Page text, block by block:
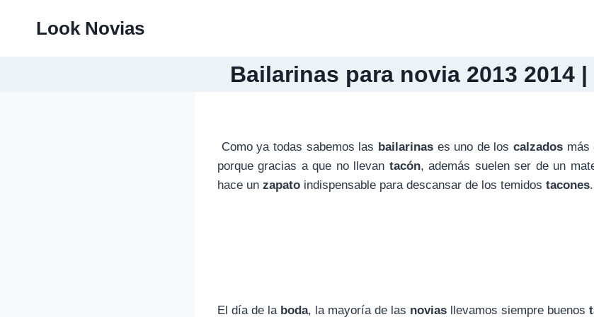
Look Novias
Bailarinas para novia 2013 2014
Como ya todas sabemos las bailarinases uno de los calzados más
porque gracias a que no llevan tacón, además suelen ser de un
hace un zapato indispensable para descansar de los temidos tacones.
El día de laboda, la mayoría de las novias llevamos siempre buenos